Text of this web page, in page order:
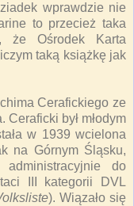
wprawdzie nie
to przecież taka
że Ośrodek Karta
taką książkę jak
Cerafickiego ze
był młodym
w 1939 wcielona
na Górnym Śląsku,
do
III kategorii DVL
). Wiązało się